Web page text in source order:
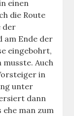
einen
die Route
der
am Ende der
eingebohrt,
Auch
in
unter
dann
man zum